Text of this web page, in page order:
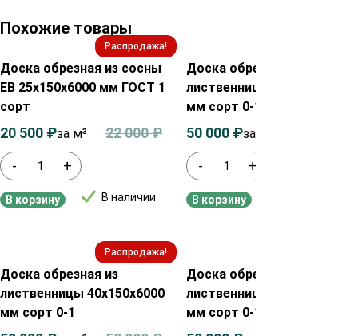
Похожие товары
Распродажа!
Доска обрезная из сосны
ЕВ 25х150х6000 мм ГОСТ 1
сорт
- +
В наличии
22 000₽
20 500 ₽за м³
В корзину
Доска обрезная из
лиственницы 40х100х6000
мм сорт 0-1
- +
50 000 ₽за м³
В корзину
Распродажа!
Доска обрезная из
лиственницы 40х150х6000
мм сорт 0-1
Доска обрезная из
лиственницы 50х200х6000
мм сорт 0-1